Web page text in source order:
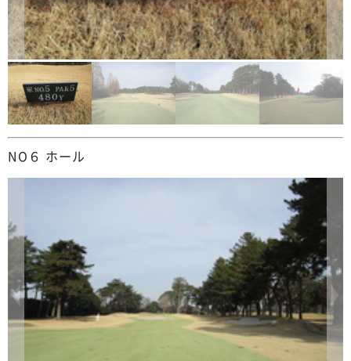
NO６ ホール